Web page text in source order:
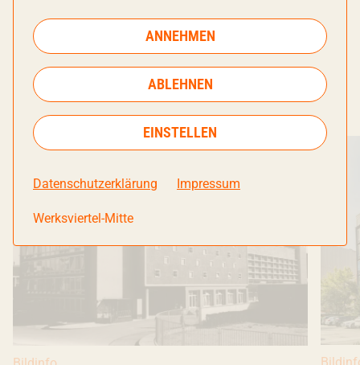
Eventlocation – ging das Bauen im Bestand sogar so
weit, dass das alte Gebäude in den Neubau des
WERK13 integriert wurde.
ANNEHMEN
ABLEHNEN
EINSTELLEN
Datenschutzerklärung Impressum
Werksviertel-Mitte